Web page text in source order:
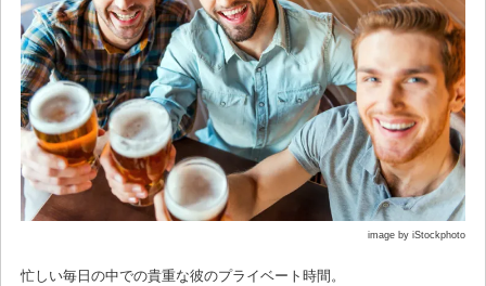
image by iStockphoto
忙しい毎日の中での貴重な彼のプライベート時間。